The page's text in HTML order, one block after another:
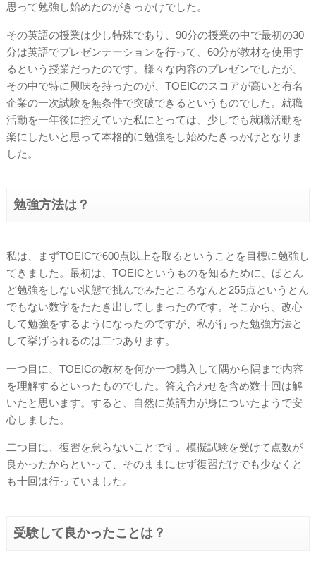
思って勉強し始めたのがきっかけでした。
その英語の授業は少し特殊であり、90分の授業の中で最初の30
分は英語でプレゼンテーションを行って、60分が教材を使用す
るという授業だったのです。様々な内容のプレゼンでしたが、
その中で特に興味を持ったのが、TOEICのスコアが高いと有名
企業の一次試験を無条件で突破できるというものでした。就職
活動を一年後に控えていた私にとっては、少しでも就職活動を
楽にしたいと思って本格的に勉強をし始めたきっかけとなりま
した。
勉強方法は？
私は、まずTOEICで600点以上を取るということを目標に勉強し
てきました。最初は、TOEICというものを知るために、ほとん
ど勉強をしない状態で挑んでみたところなんと255点というとん
でもない数字をたたき出してしまったのです。そこから、改心
して勉強をするようになったのですが、私が行った勉強方法と
して挙げられるのは二つあります。
一つ目に、TOEICの教材を何か一つ購入して隅から隅まで内容
を理解するといったものでした。答え合わせを含め数十回は解
いたと思います。すると、自然に英語力が身についたようで安
心しました。
二つ目に、復習を怠らないことです。模擬試験を受けて点数が
良かったからといって、そのままにせず復習だけでも少なくと
も十回は行っていました。
受験して良かったことは？